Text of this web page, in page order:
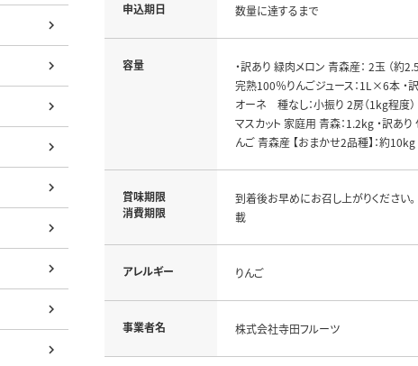
申込期日 数量に達するまで
容量
・訳あり 緑肉メロン 青森産： 2玉 （約
完熟100％りんごジュース：1L×6本 ・
オーネ 種なし：小振り 2房（1kg程度）
マスカット 家庭用 青森：1.2kg ・訳あ
んご 青森産 【おまかせ2品種】：約10kg
賞味期限
消費期限
到着後お早めにお召し上がりください。
載
アレルギー りんご
事業者名 株式会社寺田フルーツ